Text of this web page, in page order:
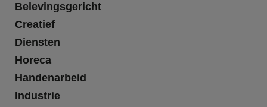
Belevingsgericht
Creatief
Diensten
Horeca
Handenarbeid
Industrie